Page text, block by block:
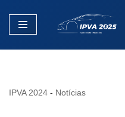
Pular
IPVA 2024 - Notícias